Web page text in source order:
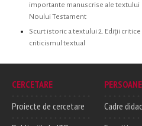
importante manuscrise ale textului
Noului Testament
Scurt istoric a textului 2. Ediţii critice
criticismul textual
CERCETARE
Proiecte de cercetare
PERSOANE
Cadre